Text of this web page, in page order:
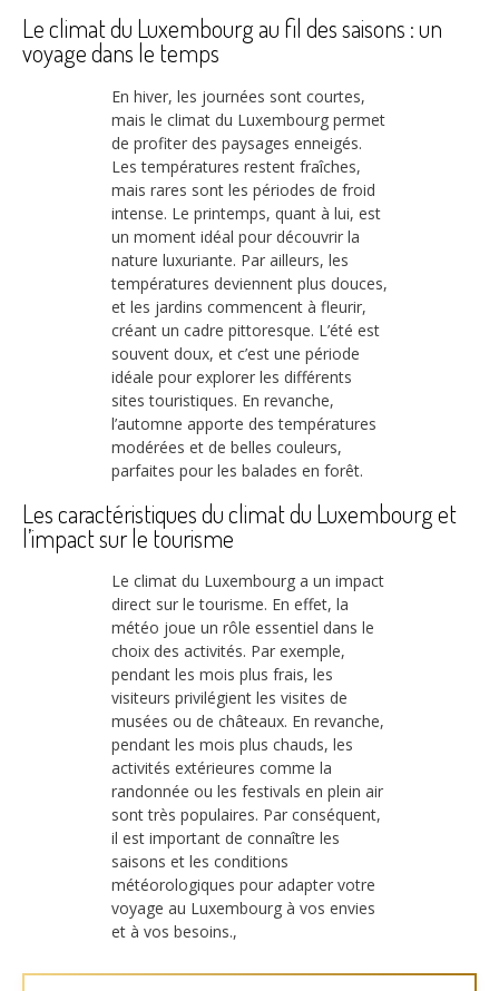
Le climat du Luxembourg au fil des saisons : un
voyage dans le temps
En hiver, les journées sont courtes,
mais le climat du Luxembourg permet
de profiter des paysages enneigés.
Les températures restent fraîches,
mais rares sont les périodes de froid
intense. Le printemps, quant à lui, est
un moment idéal pour découvrir la
nature luxuriante. Par ailleurs, les
températures deviennent plus douces,
et les jardins commencent à fleurir,
créant un cadre pittoresque. L’été est
souvent doux, et c’est une période
idéale pour explorer les différents
sites touristiques. En revanche,
l’automne apporte des températures
modérées et de belles couleurs,
parfaites pour les balades en forêt.
Les caractéristiques du climat du Luxembourg et
l’impact sur le tourisme
Le climat du Luxembourg a un impact
direct sur le tourisme. En effet, la
météo joue un rôle essentiel dans le
choix des activités. Par exemple,
pendant les mois plus frais, les
visiteurs privilégient les visites de
musées ou de châteaux. En revanche,
pendant les mois plus chauds, les
activités extérieures comme la
randonnée ou les festivals en plein air
sont très populaires. Par conséquent,
il est important de connaître les
saisons et les conditions
météorologiques pour adapter votre
voyage au Luxembourg à vos envies
et à vos besoins.,